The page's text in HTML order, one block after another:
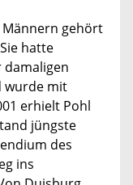
Männern gehört
hatte
damaligen
wurde mit
erhielt Pohl
jüngste
des
ins